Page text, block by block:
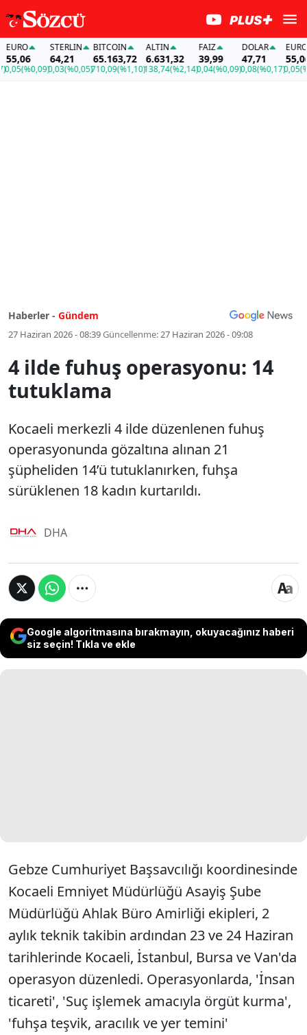
(%0,09)
STERLIN
64,21
0,03(%0,05)
BITCOIN
65.163,72
710,09(%1,10)
ALTIN
6.631,32
138,74(%2,14)
FAİZ
39,99
0,04(%0,09)
DOLAR
47,71
0,08(%0,17)
EURO
55,06
0,05
Haberler - Gündem
27 Haziran 2026 - 08:39Güncellenme:27 Haziran 2026 - 09:08
4 ilde fuhuş operasyonu: 14
tutuklama
Kocaeli merkezli 4 ilde düzenlenen fuhuş
operasyonunda gözaltına alınan 21
şüpheliden 14’ü tutuklanırken, fuhşa
sürüklenen 18 kadın kurtarıldı.
DHA
Google algoritmasına bırakmayın, okuyacağınız haberi
siz seçin! Tıkla ve ekle
Gebze Cumhuriyet Başsavcılığı koordinesinde
Kocaeli Emniyet Müdürlüğü Asayiş Şube
Müdürlüğü Ahlak Büro Amirliği ekipleri, 2
aylık teknik takibin ardından 23 ve 24 Haziran
tarihlerinde Kocaeli, İstanbul, Bursa ve Van'da
operasyon düzenledi. Operasyonlarda, 'İnsan
ticareti', 'Suç işlemek amacıyla örgüt kurma',
'fuhşa teşvik, aracılık ve yer temini'